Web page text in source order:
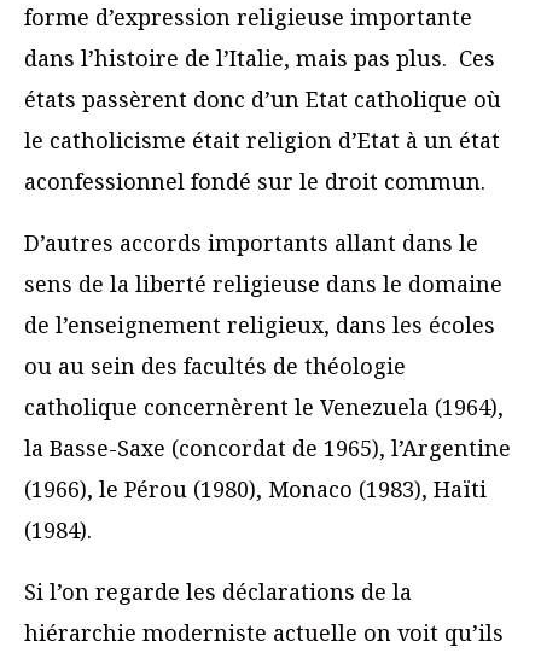
forme d’expression religieuse importante
dans l’histoire de l’Italie, mais pas plus. Ces
états passèrent donc d’un Etat catholique où
le catholicisme était religion d’Etat à un état
aconfessionnel fondé sur le droit commun.
D’autres accords importants allant dans le
sens de la liberté religieuse dans le domaine
de l’enseignement religieux, dans les écoles
ou au sein des facultés de théologie
catholique concernèrent le Venezuela (1964),
la Basse-Saxe (concordat de 1965), l’Argentine
(1966), le Pérou (1980), Monaco (1983), Haïti
(1984).
Si l’on regarde les déclarations de la
hiérarchie moderniste actuelle on voit qu’ils